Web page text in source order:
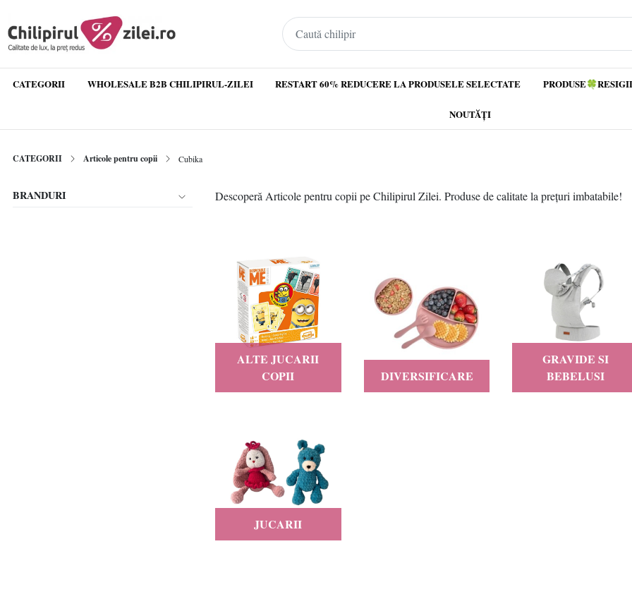
CATEGORII WHOLESALE B2B CHILIPIRUL-ZILEI RESTART 60% REDUCERE LA PRODUSELE SELECTATE
NOUTĂȚI
CATEGORII Articole pentru copii Cubika
BRANDURI Descoperă Articole pentru copii pe Chilipirul Zilei. Produse de calitate la prețuri imbatabile!
ALTE JUCARII
COPII
DIVERSIFICARE
GRAVIDE SI
BEBELUSI
JUCARII